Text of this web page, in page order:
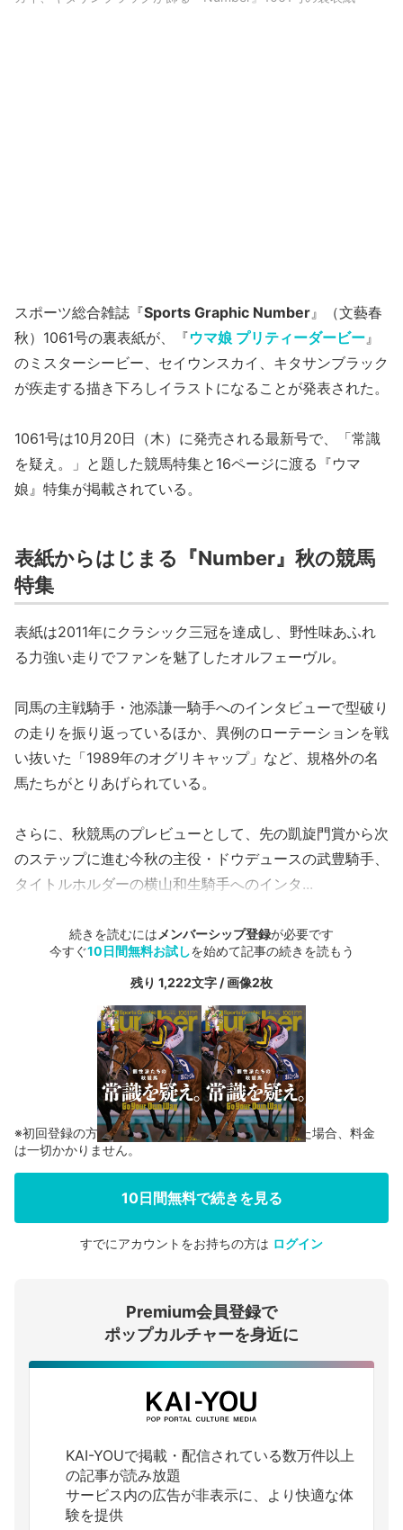
スポーツ総合雑誌『Sports Graphic Number』（文藝春
秋）1061号の裏表紙が、『ウマ娘 プリティーダービー』
のミスターシービー、セイウンスカイ、キタサンブラック
が疾走する描き下ろしイラストになることが発表された。
1061号は10月20日（木）に発売される最新号で、「常識
を疑え。」と題した競馬特集と16ページに渡る『ウマ
娘』特集が掲載されている。
表紙からはじまる『Number』秋の競馬
特集
表紙は2011年にクラシック三冠を達成し、野性味あふれ
る力強い走りでファンを魅了したオルフェーヴル。
同馬の主戦騎手・池添謙一騎手へのインタビューで型破り
の走りを振り返っているほか、異例のローテーションを戦
い抜いた「1989年のオグリキャップ」など、規格外の名
馬たちがとりあげられている。
さらに、秋競馬のプレビューとして、先の凱旋門賞から次
のステップに進む今秋の主役・ドウデュースの武豊騎手、
タイトルホルダーの横山和生騎手へのインタ...
続きを読むには メンバーシップ登録が必要です
今すぐ10日間無料お試しを始めて記事の続きを読もう
残り 1,222文字 / 画像2枚
会員登録する
ログインする
※初回登録の方に限り、無料お試し期間中に解約した場合、料金
は一切かかりません。
10日間無料で続きを見る
すでにアカウントをお持ちの方は ログイン
Premium会員登録で
ポップカルチャーを身近に
KAI-YOUで掲載・配信されている数万件以上
の記事が読み放題
サービス内の広告が非表示に、より快適な体
験を提供